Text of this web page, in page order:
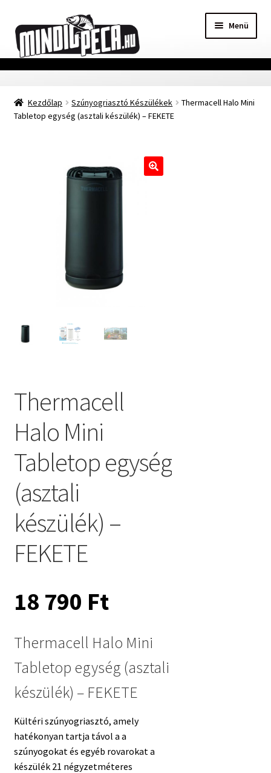
a
navigációhoz
a
tartalomba
Menü
Főoldal
Adatvédelmi nyilatkozat
Szállítási Információ
Mohosz Versenynaptár 2025
Kezdőlap Szúnyogriasztó Készülékek
Thermacell Halo Mini
Tabletop egység (asztali készülék) – FEKETE
Thermacell
Halo Mini
Tabletop egység
(asztali
készülék) –
FEKETE
18 790 Ft
Thermacell Halo Mini
Tabletop egység (asztali
készülék) – FEKETE
Kültéri szúnyogriasztó, amely
hatékonyan tartja távol a a
szúnyogokat és egyéb rovarokat a
készülék 21 négyzetméteres